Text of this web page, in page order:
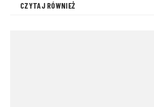
CZYTAJ RÓWNIEŻ